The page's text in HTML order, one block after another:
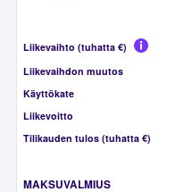
Liikevaihto (tuhatta €)
Liikevaihdon muutos
Käyttökate
Liikevoitto
Tilikauden tulos (tuhatta €)
MAKSUVALMIUS